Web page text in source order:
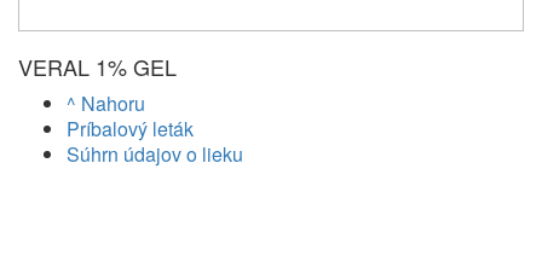
VERAL 1% GEL
^ Nahoru
Príbalový leták
Súhrn údajov o lieku